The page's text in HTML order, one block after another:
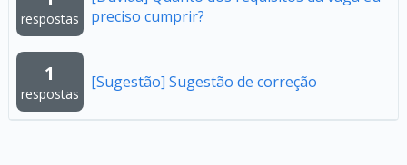
respostas
preciso cumprir?
1
respostas
[Sugestão] Sugestão de correção